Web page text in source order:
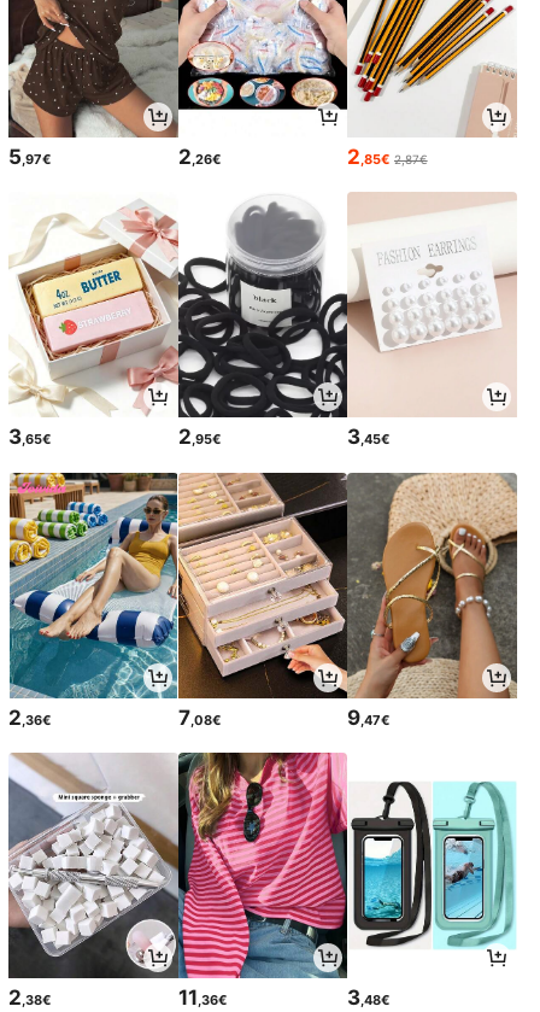
5,97€ 2,26€ 2,85€ 2,87€
3,65€ 2,95€ 3,45€
2 ,36€ 7 ,08€ 9 ,47€
2,38€ 11,36€ 3,48€